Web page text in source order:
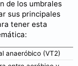
de los umbrales
sus principales
tener esta
anaeróbico (VT2)